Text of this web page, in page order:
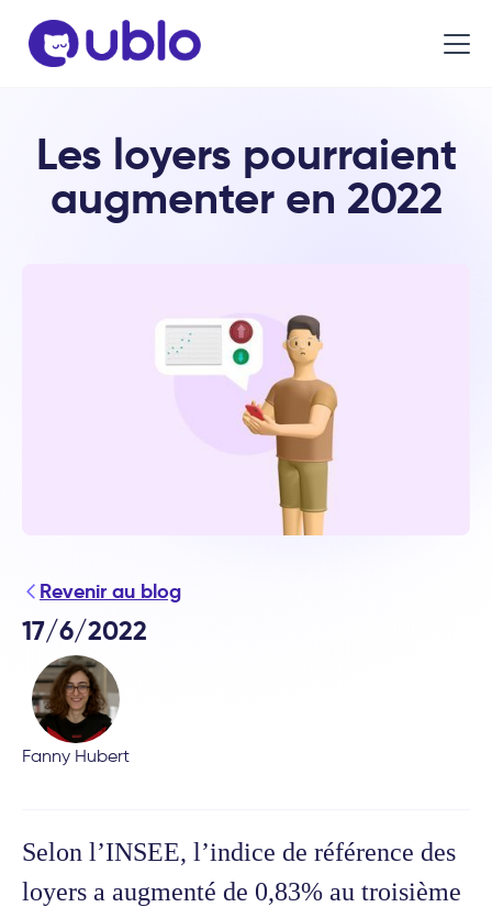
Les loyers pourraient
augmenter en 2022
Revenir au blog
17/6/2022
Fanny Hubert
Selon l’INSEE, l’indice de référence des
loyers a augmenté de 0,83% au troisième